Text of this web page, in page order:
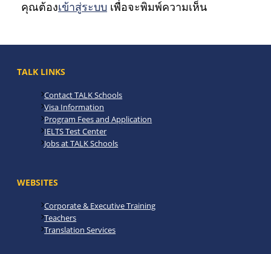
คุณต้องเข้าสู่ระบบ เพื่อจะพิมพ์ความเห็น
TALK LINKS
Contact TALK Schools
Visa Information
Program Fees and Application
IELTS Test Center
Jobs at TALK Schools
WEBSITES
Corporate & Executive Training
Teachers
Translation Services